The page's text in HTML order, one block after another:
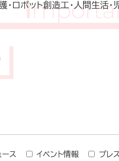
ロボット創造工・人間生活・
ース イベント情報 プレ